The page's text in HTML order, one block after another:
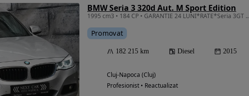
BMW Seria 3 320d Aut. M Sport Edition
1995 cm3 • 184 CP • GARANTIE 24
Promovat
182 215 km Diesel 2015
Cluj-Napoca (Cluj)
Profesionist • Reactualizat